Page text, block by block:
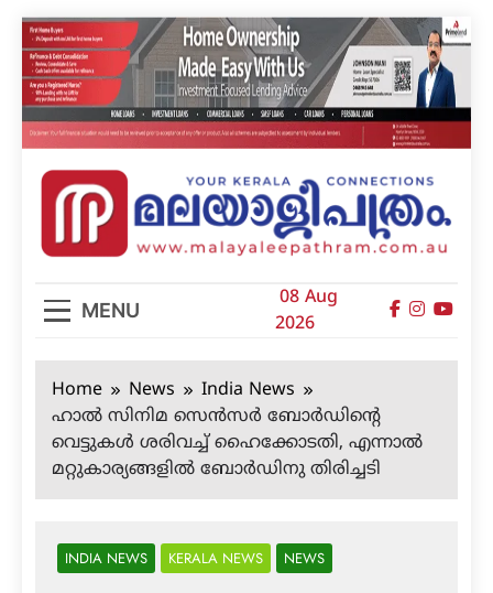
Skip
to
content
മലയാളിപത്രം
MENU
08 Aug
2026
Home News
India News
ഹാല്‍ സിനിമ സെന്‍സര്‍ ബോര്‍ഡിന്റെ
വെട്ടുകള്‍ ശരിവച്ച് ഹൈക്കോടതി, എന്നാല്‍
മറ്റുകാര്യങ്ങളില്‍ ബോര്‍ഡിനു തിരിച്ചടി
INDIA NEWS KERALA NEWS NEWS